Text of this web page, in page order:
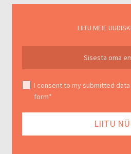
LIITU MEIE
I consent to my submitted
form*